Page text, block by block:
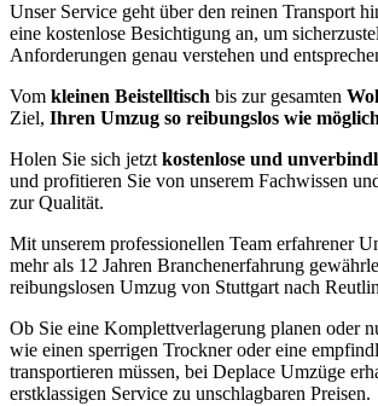
Unser Service geht über den reinen Transport
eine kostenlose Besichtigung an, um
Anforderungen genau verstehen und
Vom kleinen Beistelltisch bis zur gesamten
Ziel, Ihren Umzug so reibungslos wie möglich
Holen Sie sich jetzt kostenlose und
und profitieren Sie von unserem Fachwissen
zur Qualität.
Mit unserem professionellen Team erfahrener
mehr als 12 Jahren Branchenerfahrung
reibungslosen Umzug von Stuttgart nach
Ob Sie eine Komplettverlagerung planen oder
wie einen sperrigen Trockner oder eine
transportieren müssen, bei Deplace Umzüge
erstklassigen Service zu unschlagbaren Preisen.